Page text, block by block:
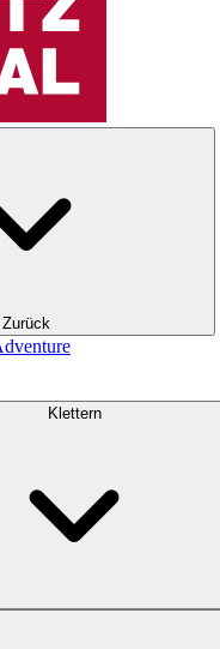
Zurück
Klettern